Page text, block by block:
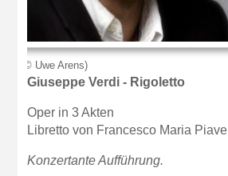
© Uwe Arens)
Giuseppe Verdi - Rigoletto
Oper in 3 Akten
Libretto von Francesco Maria Piave
Konzertante Aufführung.